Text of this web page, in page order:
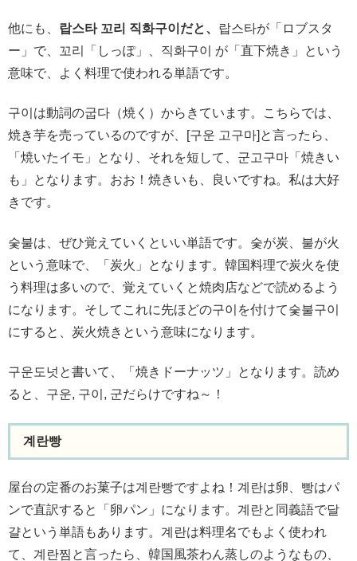
他にも、 랍스타 꼬리 직화구이だと、 랍스타が「ロブスタ
ー」で、꼬리「しっぽ」、직화구이 が「直下焼き」という
意味で、よく料理で使われる単語です。
구이は動詞の굽다（焼く）からきています。こちらでは、
焼き芋を売っているのですが、[구운 고구마]と言ったら、
「焼いたイモ」となり、それを短して、군고구마「焼きい
も」となります。おお！焼きいも、良いですね。私は大好
きです。
숯불は、ぜひ覚えていくといい単語です。숯が炭、불が火
という意味で、「炭火」となります。韓国料理で炭火を使
う料理は多いので、覚えていくと焼肉店などで読めるよう
になります。そしてこれに先ほどの구이を付けて숯불구이
にすると、炭火焼きという意味になります。
구운도넛と書いて、「焼きドーナッツ」となります。読め
ると、구운, 구이, 군だらけですね～！
계란빵
屋台の定番のお菓子は계란빵ですよね！계란は卵、빵はパ
ンで直訳すると「卵パン」になります。계란と同義語で달
걀という単語もあります。계란は料理名でもよく使われ
て、계란찜と言ったら、韓国風茶わん蒸しのようなもの、